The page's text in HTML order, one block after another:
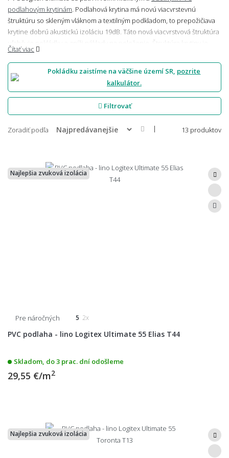
podlahovým krytinám . Podlahová krytina má novú viacvrstevnú
štruktúru so skleným vláknom a textilným podkladom, to prepožičiava
krytine dobrú akustickú izoláciu 19dB. Táto nová viacvrstvová štruktúra
uľahčuje pokládku a zníži náklady na položenie. Štruktúra krytiny je
veľmi stála, odolná a nedochádza k vytváraniu nevzhľadných priehlbín
z dôvodu nerovnosti podkladovej podlahy. To umožní položenie
napríklad aj na existujúcu dlažbu bez nutnosti jej odstránenia.
Povrchová úprava HyperGuard+ dodáva matný povrch a chráni
podlahu pred nečistotami a poškriabaniu. PVC podlahová krytina
Logitex Ultimate 55 je možné využiť ako vo veľmi namáhavých bytových
priemyselných priestoroch. Zloženie je zo 100% recyklátu. Výrobca
Čítať viac
Pokládku zaistíme na väčšine území SR, pozrite
kalkulátor.
Filtrovať
Zoradiť podľa | 13 produktov
Najlepšia zvuková izolácia
Pre náročných 5 2x
PVC podlaha - lino Logitex Ultimate 55 Elias T44
Skladom, do 3 prac. dní odošleme
29,55 €/m2
Najlepšia zvuková izolácia